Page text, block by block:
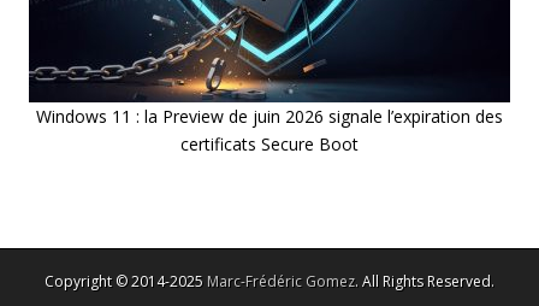
Windows 11 : la Preview de juin 2026 signale l’expiration des
certificats Secure Boot
Copyright © 2014-2025 Marc-Frédéric Gomez. All Rights Reserved.